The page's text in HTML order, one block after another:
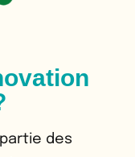
partie des